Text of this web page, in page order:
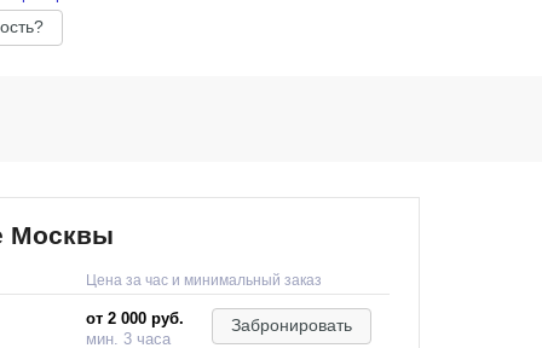
Москвы
Цена за час и минимальный заказ
от 2 000 руб.
мин. 3 часа
Забронировать